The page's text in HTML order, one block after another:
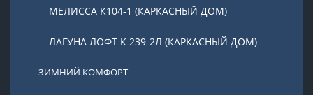
МЕЛИССА К104-1 (КАРКАСНЫЙ ДОМ)
ЛАГУНА ЛОФТ К 239-2Л (КАРКАСНЫЙ ДОМ)
ЗИМНИЙ КОМФОРТ